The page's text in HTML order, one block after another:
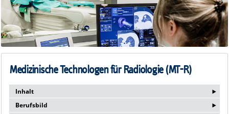
DUALES STUDIUM HEBAMMENWISSENSCHAFT
FREIWILLIGENDIENSTE & PRAKTIKA
AZG INTERN
Medizinische Technologen für Radiologie (MT-R)
Inhalt ‣
Die Ausbildung zum Medizinischen Technologen / zur Medizinischen
Berufsbild ‣